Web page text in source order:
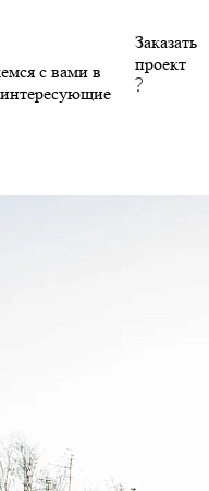
с вами в
Заказать
проект